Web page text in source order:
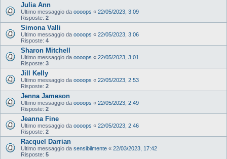
Julia Ann
Ultimo messaggio da oooops « 22/05/2023, 3:09
Risposte: 2
Simona Valli
Ultimo messaggio da oooops « 22/05/2023, 3:06
Risposte: 4
Sharon Mitchell
Ultimo messaggio da oooops « 22/05/2023, 3:01
Risposte: 3
Jill Kelly
Ultimo messaggio da oooops « 22/05/2023, 2:53
Risposte: 2
Jenna Jameson
Ultimo messaggio da oooops « 22/05/2023, 2:49
Risposte: 2
Jeanna Fine
Ultimo messaggio da oooops « 22/05/2023, 2:46
Risposte: 2
Racquel Darrian
Ultimo messaggio da sensibilmente « 22/03/2023, 17:42
Risposte: 5